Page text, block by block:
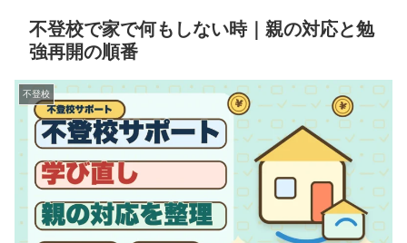
不登校で家で何もしない時｜親の対応と勉
強再開の順番
不登校